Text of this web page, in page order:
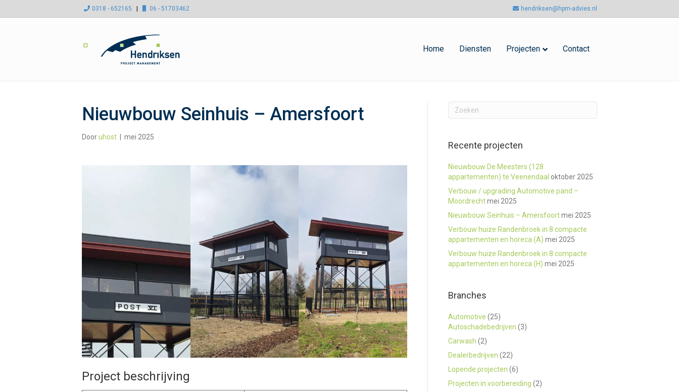
0318 - 652165 06 - 51703462 hendriksen@hpm-advies.nl
Home Diensten Projecten Contact
Nieuwbouw Seinhuis – Amersfoort
Dooruhost mei 2025
Project beschrijving
Recente projecten
Nieuwbouw De Meesters (128
appartementen) te Veenendaal oktober 2025
Verbouw / upgrading Automotive pand –
Moordrechtmei 2025
Nieuwbouw Seinhuis – Amersfoortmei 2025
Verbouw huize Randenbroek in 8 compacte
appartementen en horeca (A) mei 2025
Verbouw huize Randenbroek in 8 compacte
appartementen en horeca (H) mei 2025
Branches
Automotive (25)
Autoschadebedrijven (3)
Carwash (2)
Dealerbedrijven (22)
Lopende projecten (6)
Projecten in voorbereiding (2)